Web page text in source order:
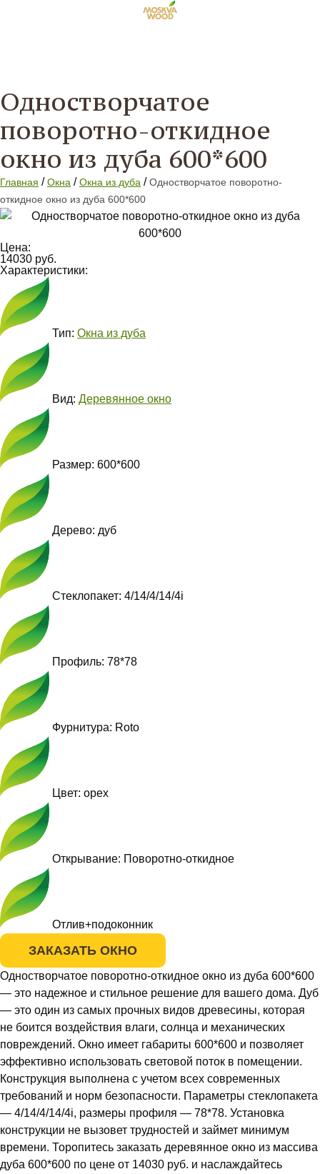
Одностворчатое
поворотно-откидное
окно из дуба 600*600
Главная / Окна / Окна из дуба /Одностворчатое поворотно-
откидное окно из дуба 600*600
Цена:
14030 руб.
Характеристики:
Тип: Окна из дуба
Вид: Деревянное окно
Размер: 600*600
Дерево: дуб
Стеклопакет: 4/14/4/14/4i
Профиль: 78*78
Фурнитура: Roto
Цвет: орех
Открывание: Поворотно-откидное
Отлив+подоконник
ЗАКАЗАТЬ ОКНО
Одностворчатое поворотно-откидное окно из дуба 600*600
— это надежное и стильное решение для вашего дома. Дуб
— это один из самых прочных видов древесины, которая
не боится воздействия влаги, солнца и механических
повреждений. Окно имеет габариты 600*600 и позволяет
эффективно использовать световой поток в помещении.
Конструкция выполнена с учетом всех современных
требований и норм безопасности. Параметры стеклопакета
— 4/14/4/14/4i, размеры профиля — 78*78. Установка
конструкции не вызовет трудностей и займет минимум
времени. Торопитесь заказать деревянное окно из массива
дуба 600*600 по цене от 14030 руб. и наслаждайтесь